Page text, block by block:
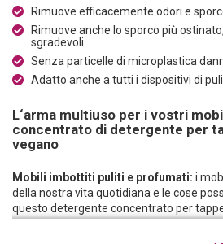
Rimuove efficacemente odori e
Rimuove anche lo sporco più
sgradevoli
Senza particelle di microplastica
Adatto anche a tutti i dispositivi di
L‘arma multiuso per i vostri
concentrato di detergente per
vegano
Mobili imbottiti puliti e profumati: i
della nostra vita quotidiana e le cose
questo detergente concentrato per